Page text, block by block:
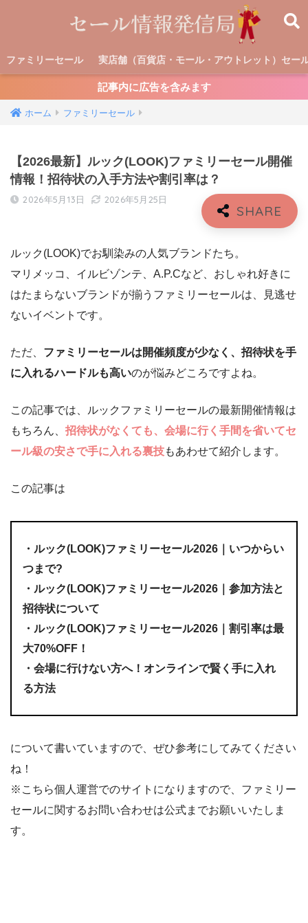
ファミリーセール 実店舗（百貨店・モール・アウトレット）セー
記事内に広告を含みます
ホーム ファミリーセール
【2026最新】ルック(LOOK)ファミリーセール開催
情報！招待状の入手方法や割引率は？
2026年5月13日 2026年5月25日
ルック(LOOK)でお馴染みの人気ブランドたち。
マリメッコ、イルビゾンテ、A.P.Cなど、おしゃれ好きに
はたまらないブランドが揃うファミリーセールは、見逃せ
ないイベントです。
ただ、 ファミリーセールは開催頻度が少なく、招待状を手
に入れるハードルも高いのが悩みどころですよね。
この記事では、ルックファミリーセールの最新開催情報は
もちろん、 招待状がなくても、会場に行く手間を省いてセ
ール級の安さで手に入れる裏技もあわせて紹介します。
この記事は
・ルック(LOOK)ファミリーセール2026｜いつからい
つまで?
・ルック(LOOK)ファミリーセール2026｜参加方法と
招待状について
・ルック(LOOK)ファミリーセール2026｜割引率は最
大70%OFF！
・会場に行けない方へ！オンラインで賢く手に入れ
る方法
について書いていますので、ぜひ参考にしてみてください
ね！
※こちら個人運営でのサイトになりますので、ファミリー
セールに関するお問い合わせは公式までお願いいたしま
す。